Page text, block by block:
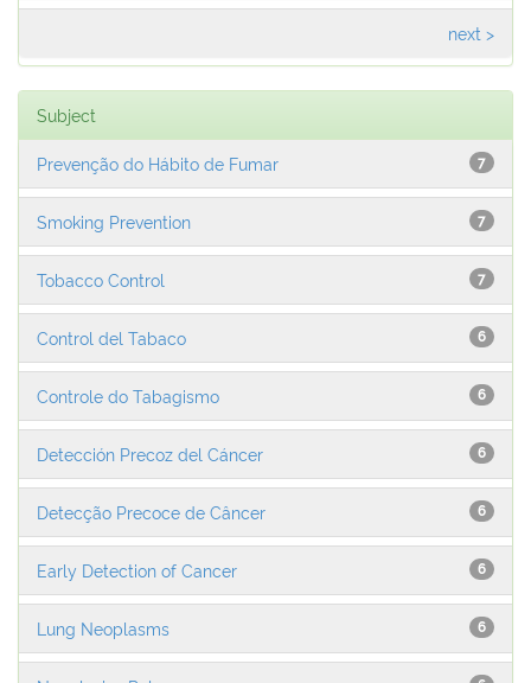
next >
Subject
7
Prevenção do Hábito de Fumar
7
Smoking Prevention
7
Tobacco Control
6
Control del Tabaco
6
Controle do Tabagismo
6
Detección Precoz del Cáncer
6
Detecção Precoce de Câncer
6
Early Detection of Cancer
6
Lung Neoplasms